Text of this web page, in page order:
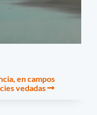
en campos
vedadas